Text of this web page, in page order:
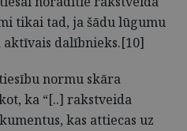
tikai tad, ja šādu lūgumu
dalībnieks.[10]
normu skāra
ka “[..] rakstveida
kas attiecas uz